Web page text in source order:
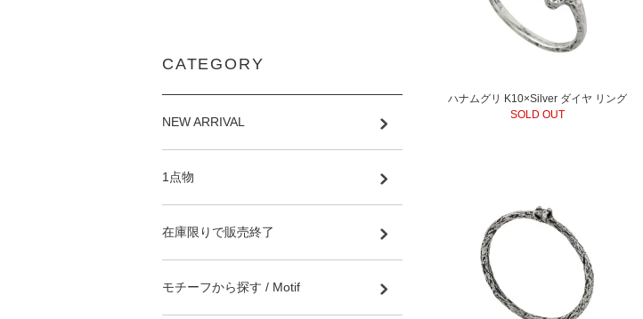
ハナムグリ K10×Silver ダイヤ リング
SOLD OUT
CATEGORY
NEW ARRIVAL
1点物
在庫限りで販売終了
モチーフから探す / Motif